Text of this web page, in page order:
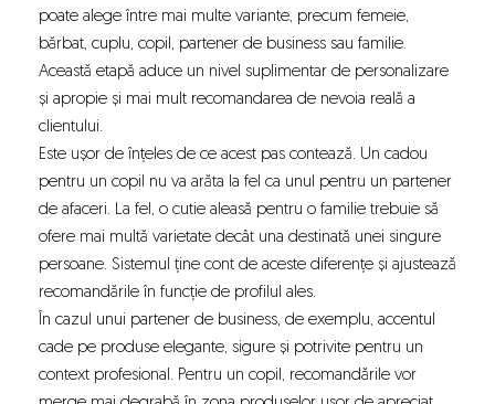
poate alege între mai multe variante, precum femeie,
bărbat, cuplu, copil, partener de business sau familie.
Această etapă aduce un nivel suplimentar de personalizare
și apropie și mai mult recomandarea de nevoia reală a
clientului.
Este ușor de înțeles de ce acest pas contează. Un cadou
pentru un copil nu va arăta la fel ca unul pentru un partener
de afaceri. La fel, o cutie aleasă pentru o familie trebuie să
ofere mai multă varietate decât una destinată unei singure
persoane. Sistemul ține cont de aceste diferențe și ajustează
recomandările în funcție de profilul ales.
În cazul unui partener de business, de exemplu, accentul
cade pe produse elegante, sigure și potrivite pentru un
context profesional. Pentru un copil, recomandările vor